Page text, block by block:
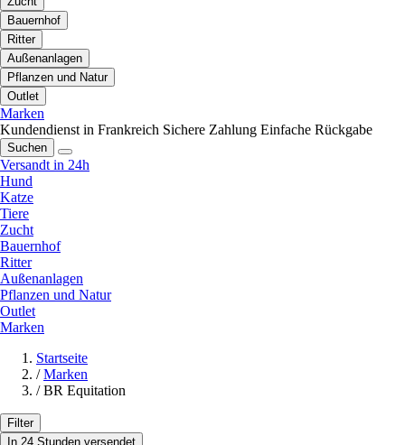
Bauernhof
Ritter
Außenanlagen
Pflanzen und Natur
Outlet
Marken
Kundendienst in Frankreich Sichere Zahlung Einfache Rückgabe
Suchen
Versandt in 24h
Hund
Katze
Tiere
Zucht
Bauernhof
Ritter
Außenanlagen
Pflanzen und Natur
Outlet
Marken
Startseite
/ Marken
/ BR Equitation
Filter
In 24 Stunden versendet